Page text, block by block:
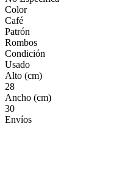
Color
Café
Patrón
Rombos
Condición
Usado
Alto (cm)
28
Ancho (cm)
30
Envíos